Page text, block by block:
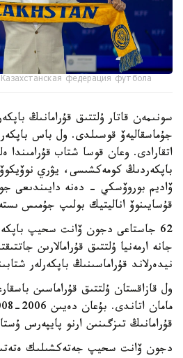
федерация футбола
سونىمەن قاتار ۇلتتىق قۇرامانىڭ
جۇماسقاليەۆ قوسىلدى. ول باس
اتقارادى. وعان قوسا شتاب
باپكەردىڭ كومەكشىسى، يۋري
ۆاديم بوروۆسكي - دەنە دايىندىعى
قۇسايىنوۆ اناليتيك بولىپ جۇمىس
62 جاستاعى دجون ۆانت سحيپ
جانە ارمەنيا ۇلتتىق قۇرامالارىن
نيدەرلاند قۇراماسىنىڭ باپكەرلەر
ول قازاقستان ۇلتتىق قۇراماسىن
قۇرامانىڭ تىزگىنىن ارنو پايپەرس
دجون ۆانت سحيپ جەتەكشىلىك